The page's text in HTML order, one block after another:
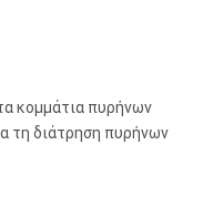
κομμάτια πυρήνων
τη διάτρηση πυρήνων